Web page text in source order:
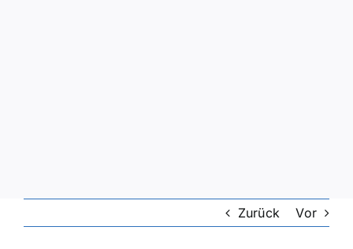
Zurück Vor